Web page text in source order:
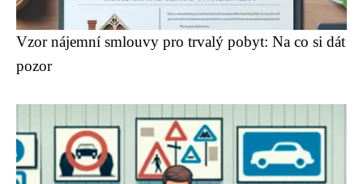
Vzor nájemní smlouvy pro trvalý pobyt: Na co si dát
pozor